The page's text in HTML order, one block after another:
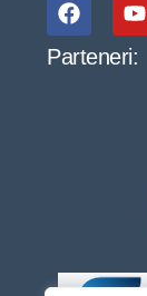
Parteneri: